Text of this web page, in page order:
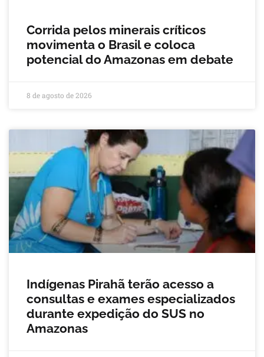
Corrida pelos minerais críticos
movimenta o Brasil e coloca
potencial do Amazonas em debate
8 de agosto de 2026
Indígenas Pirahã terão acesso a
consultas e exames especializados
durante expedição do SUS no
Amazonas